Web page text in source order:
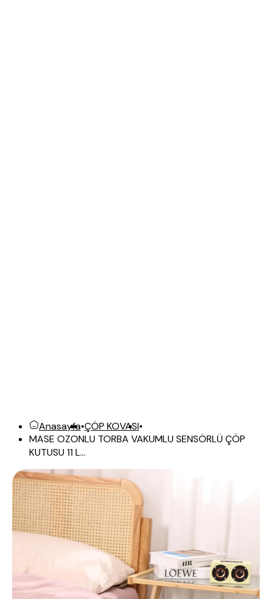
Anasayfa•ÇÖP KOVASI•
MASE OZONLU TORBA VAKUMLU SENSÖRLÜ ÇÖP
KUTUSU 11 L...